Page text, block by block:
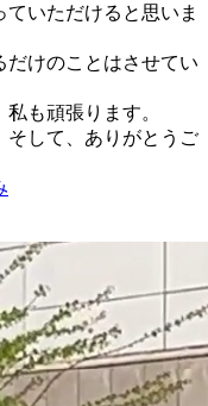
いただけると思いま
けのことはさせてい
も頑張ります。
そして、ありがとうご